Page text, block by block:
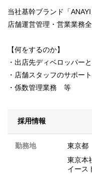
当社基幹ブランド「
店舗運営管理・営業業務
【何をするのか】
・出店先ディベロッパー
・店舗スタッフのサポート
・係数管理業務 等
採用情報
勤務地
東京都
東京本
イース